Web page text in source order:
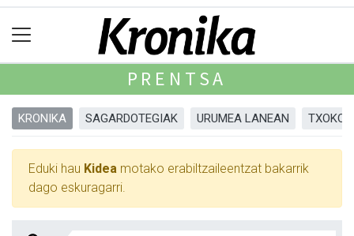
PRENTSA
KRONIKA SAGARDOTEGIAK URUMEA LANEAN
Eduki hau Kidea motako erabiltzaileentzat bakarrik
dago eskuragarri.